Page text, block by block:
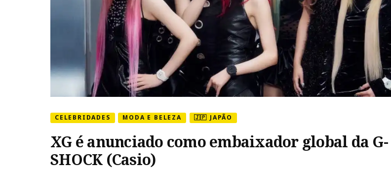
CELEBRIDADES MODA E BELEZA 🇯🇵 JAPÃO
XG é anunciado como embaixador global da G-
SHOCK (Casio)